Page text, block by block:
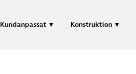
Kundanpassat Konstruktion